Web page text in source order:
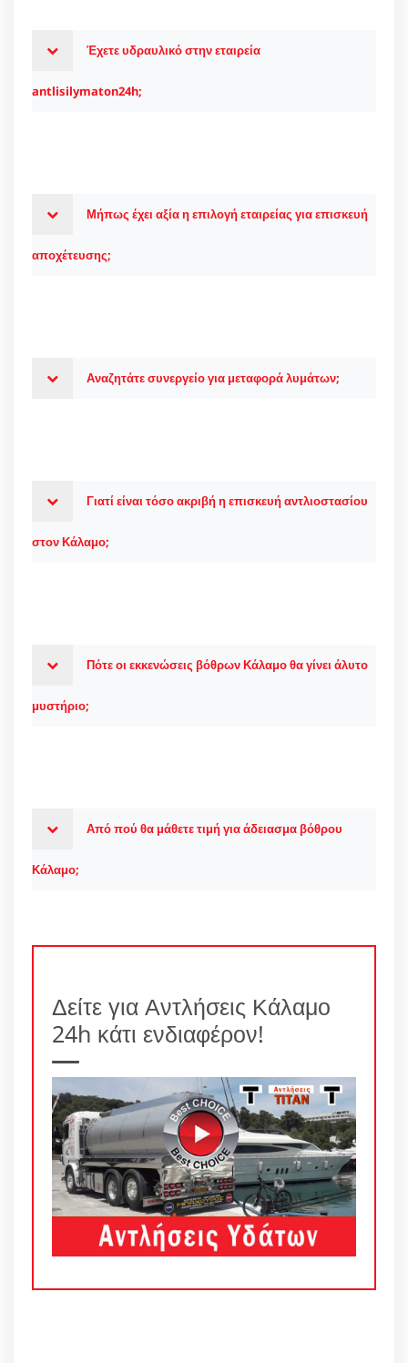
Έχετε υδραυλικό στην εταιρεία
antlisilymaton24h;
Μήπως έχει αξία η επιλογή εταιρείας για επισκευή
αποχέτευσης;
Αναζητάτε συνεργείο για μεταφορά λυμάτων;
Γιατί είναι τόσο ακριβή η επισκευή αντλιοστασίου
στον Κάλαμο;
Πότε οι εκκενώσεις βόθρων Κάλαμο θα γίνει άλυτο
μυστήριο;
Από πού θα μάθετε τιμή για άδειασμα βόθρου
Κάλαμο;
Δείτε για Αντλήσεις Κάλαμο
24h κάτι ενδιαφέρον!